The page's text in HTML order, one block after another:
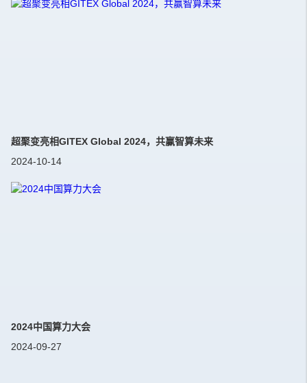
超聚变亮相GITEX Global 2024，共赢智算未来
2024-10-14
2024中国算力大会
2024-09-27